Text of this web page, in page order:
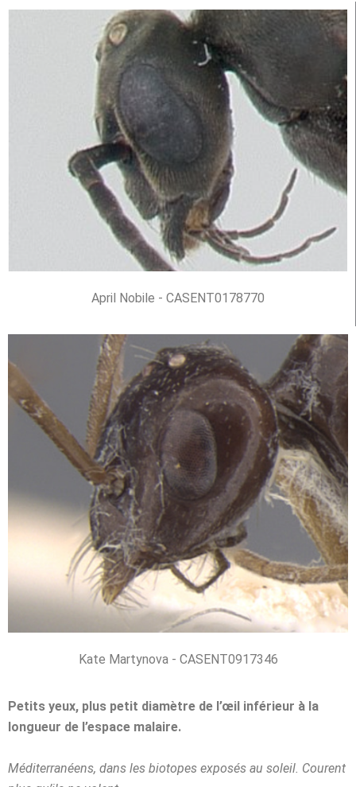
April Nobile - CASENT0178770
Kate Martynova - CASENT0917346
Petits yeux, plus petit diamètre de l’œil inférieur à la
longueur de l’espace malaire.
Méditerranéens, dans les biotopes exposés au soleil. Courent